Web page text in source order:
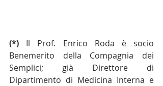
(*) Il Prof. Enrico Roda è socio
Benemerito della Compagnia dei
Semplici; già Direttore di
Dipartimento di Medicina Interna e